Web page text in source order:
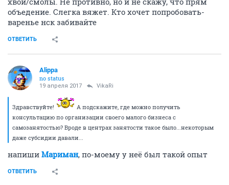
объедение. Слегка вяжет. Кто хочет попробовать-
варенье нск забивайте
ОТВЕТИТЬ
Alippa
no status
19 апреля 2017 VikaRi
Здравствуйте!
А подскажите, где можно получить
консультацию по организации своего малого бизнеса с
самозанятостью? Вроде в центрах занятости такое было...некоторым
даже субсидии давали...
напиши Мариман, по-моему у неё был такой опыт
ОТВЕТИТЬ